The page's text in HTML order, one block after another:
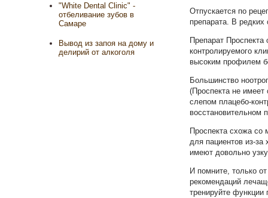
Отпускается по
препарата. В
Препарат Проспекта
контролируемого
высоким профилем
Большинство
(Проспекта не
слепом плацебо-
Проспекта схожа со
для пациентов из-
имеют довольно
И помните, только
рекомендаций
тренируйте функции
"White Dental Clinic" -
отбеливание зубов в
Самаре
Вывод из запоя на дому и
делирий от алкоголя